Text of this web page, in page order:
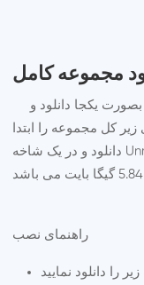
یکجا دانلود و
زیر کل مجموعه را ابتدا
دانلود و در یک شاخه Unrar نمایند و سپس اقدام به نصب و فعال
راهنمای نصب